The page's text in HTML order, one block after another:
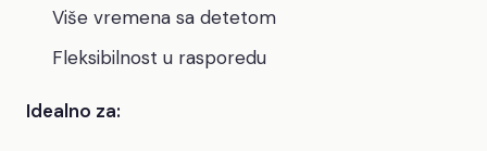
Više vremena sa detetom
Fleksibilnost u rasporedu
Idealno za: